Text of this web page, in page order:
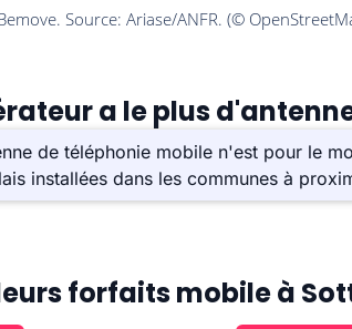
a le plus
de téléphonie mobile n'est pour le
installées dans les communes à
forfaits mobile à